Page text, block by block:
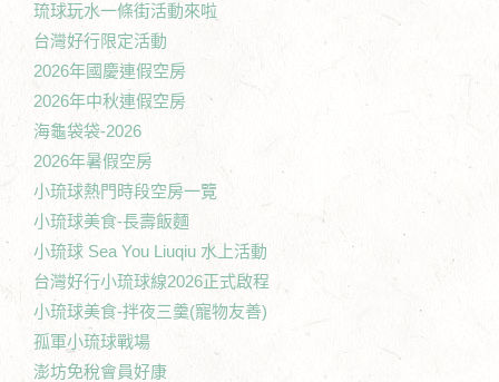
琉球玩水一條街活動來啦
台灣好行限定活動
2026年國慶連假空房
2026年中秋連假空房
海龜袋袋-2026
2026年暑假空房
小琉球熱門時段空房一覽
小琉球美食-長壽飯麵
小琉球 Sea You Liuqiu 水上活動
台灣好行小琉球線2026正式啟程
小琉球美食-拌夜三羹(寵物友善)
孤軍小琉球戰場
澎坊免稅會員好康